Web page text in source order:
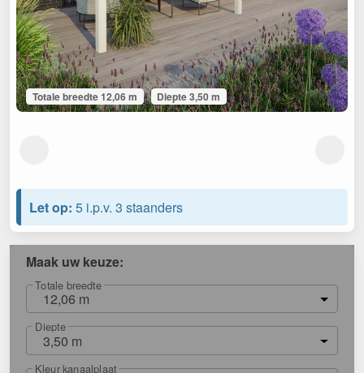
Totale breedte 12,06 m Diepte 3,50 m
Let op: 5 i.p.v. 3 staanders
Maak uw keuze:
Totale breedte
12,06 m
Diepte
3,50 m
Kleur kanaalplaat